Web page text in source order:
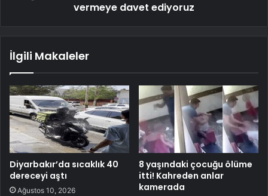
vermeye davet ediyoruz
İlgili Makaleler
Diyarbakır’da sıcaklık 40
dereceyi aştı
Ağustos 10, 2026
8 yaşındaki çocuğu ölüme
itti! Kahreden anlar
kamerada